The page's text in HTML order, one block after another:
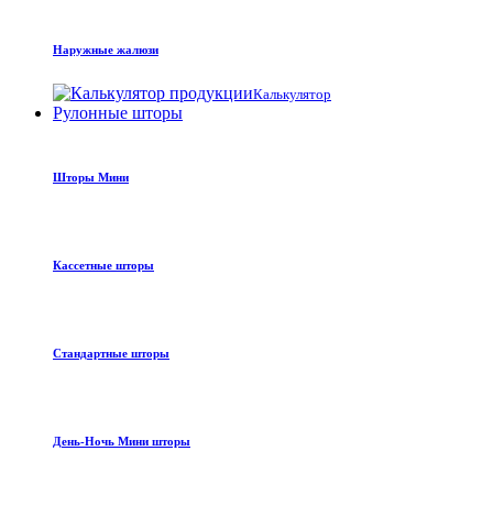
Наружные жалюзи
Калькулятор
Рулонные шторы
Шторы Мини
Кассетные шторы
Стандартные шторы
День-Ночь Мини шторы